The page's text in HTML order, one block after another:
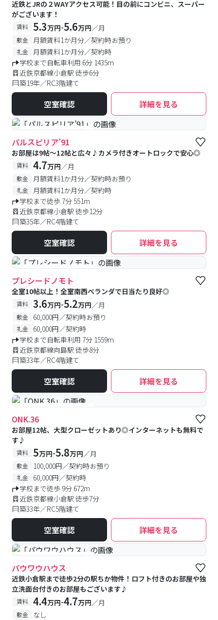
近鉄とJRの２WAYアクセス可能！目の前にコンビニ、スーパー
がございます！
賃料 5.3万円-5.6万円／月
敷金 月額賃料1か月分／契約時お預り
礼金
月額賃料1か月分／契約時
学校まで自転車利用 6分 1435m
近鉄京都線小倉駅 徒歩6分
築19年／RC3階建て
空室確認 詳細を見る
#予約受付中 #空室待ち
パルスピリア’91
お部屋は9帖～12帖と広々♪カメラ付きオートロックで安心◎
賃料 4.7万円／月
敷金 月額賃料1か月分／契約時お預り
礼金
月額賃料1か月分／契約時
学校まで徒歩 7分 551m
近鉄京都線小倉駅 徒歩12分
築35年／RC4階建て
空室確認 詳細を見る
#予約受付中 #空室待ち
プレシードノモト
全室10帖以上！全室南西ベランダで日当たり良好◎
賃料 3.6万円-5.2万円／月
敷金 60,000円／契約時お預り
礼金
60,000円／契約時
学校まで自転車利用 7分 1559m
近鉄京都線向島駅 徒歩8分
築33年／RC4階建て
空室確認 詳細を見る
#予約受付中 #空室待ち
ONK.36
お部屋12帖、大型クローゼットあり◎インターネットも無料で
す♪
賃料 5万円-5.8万円／月
敷金 100,000円／契約時お預り
礼金
60,000円／契約時
学校まで徒歩 9分 672m
近鉄京都線小倉駅 徒歩7分
築33年／RC5階建て
空室確認 詳細を見る
#予約受付中 #空室待ち
パウワウハウス
近鉄小倉駅まで徒歩2分の駅ちか物件！ロフト付きのお部屋や独
立洗面台付きのお部屋もございます♪
賃料 4.4万円-4.7万円／月
敷金
なし